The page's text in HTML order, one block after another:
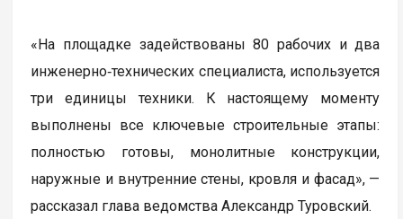
«На площадке задействованы 80 рабочих и два
инженерно‑технических специалиста, используется
три единицы техники. К настоящему моменту
выполнены все ключевые строительные этапы:
полностью готовы, монолитные конструкции,
наружные и внутренние стены, кровля и фасад», —
рассказал глава ведомства Александр Туровский.